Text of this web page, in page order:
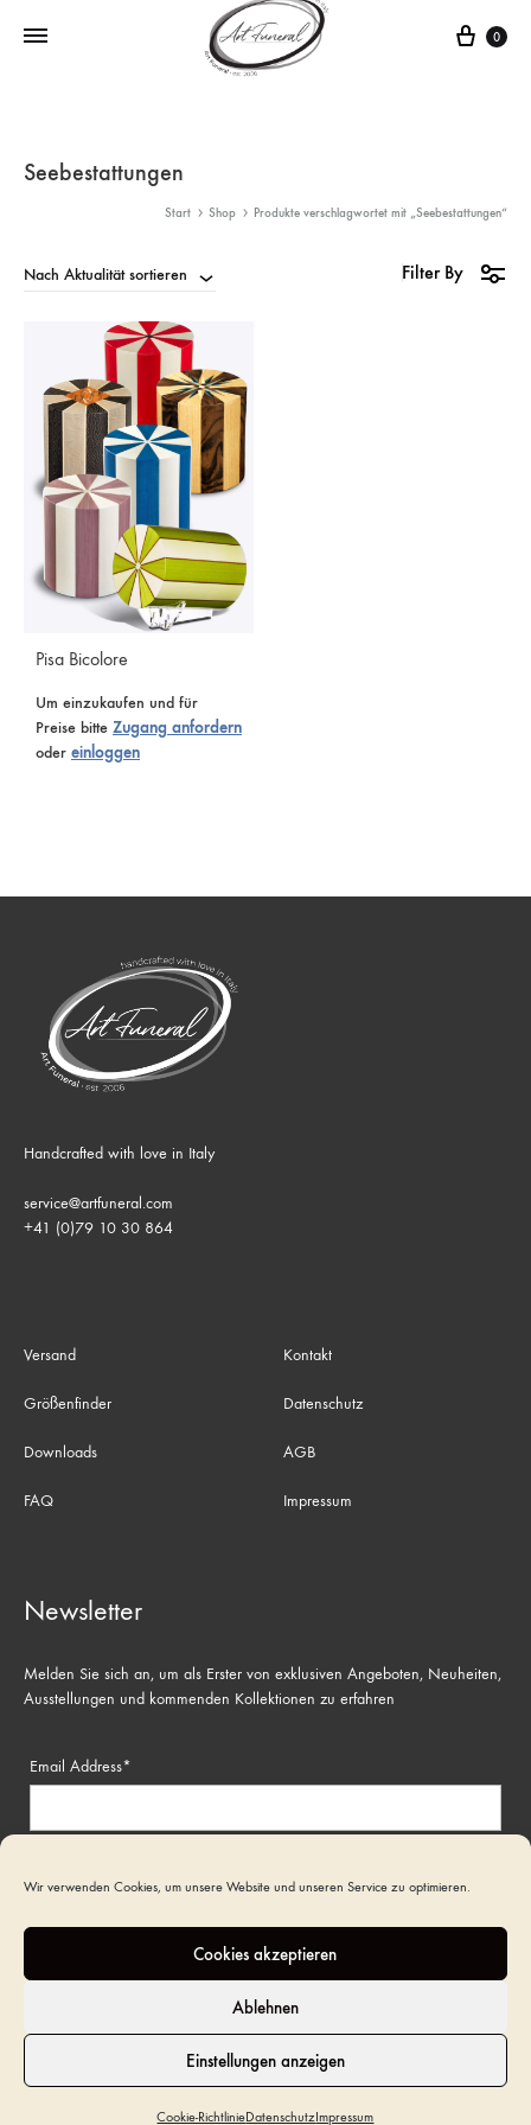
Wir verwenden Cookies, um unsere Website und unseren Service zu optimieren.
Cookies akzeptieren
Ablehnen
Einstellungen anzeigen
Cookie-RichtlinieDatenschutzImpressum
0
Seebestattungen
Start Shop Produkte verschlagwortet mit „Seebestattungen“
Nach Aktualität sortieren Filter By
Pisa Bicolore
Um einzukaufen und für
Preise bitte Zugang anfordern
oder einloggen
Handcrafted with love in Italy
service@artfuneral.com
+41 (0)79 10 30 864
Versand
Größenfinder
Downloads
FAQ
Kontakt
Datenschutz
AGB
Impressum
Newsletter
Melden Sie sich an, um als Erster von exklusiven Angeboten, Neuheiten,
Ausstellungen und kommenden Kollektionen zu erfahren
Email Address*
©2022 Art Funeral. All rights reserved